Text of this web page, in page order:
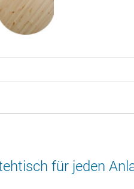
für jeden